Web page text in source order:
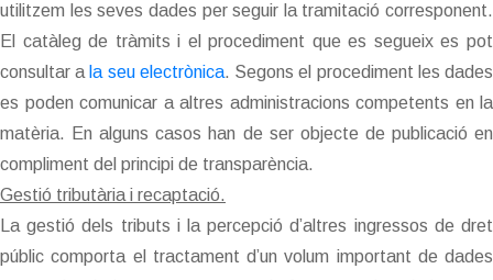
utilitzem les seves dades per seguir la tramitació corresponent.
El catàleg de tràmits i el procediment que es segueix es pot
consultar a la seu electrònica. Segons el procediment les dades
es poden comunicar a altres administracions competents en la
matèria. En alguns casos han de ser objecte de publicació en
compliment del principi de transparència.
Gestió tributària i recaptació.
La gestió dels tributs i la percepció d’altres ingressos de dret
públic comporta el tractament d’un volum important de dades